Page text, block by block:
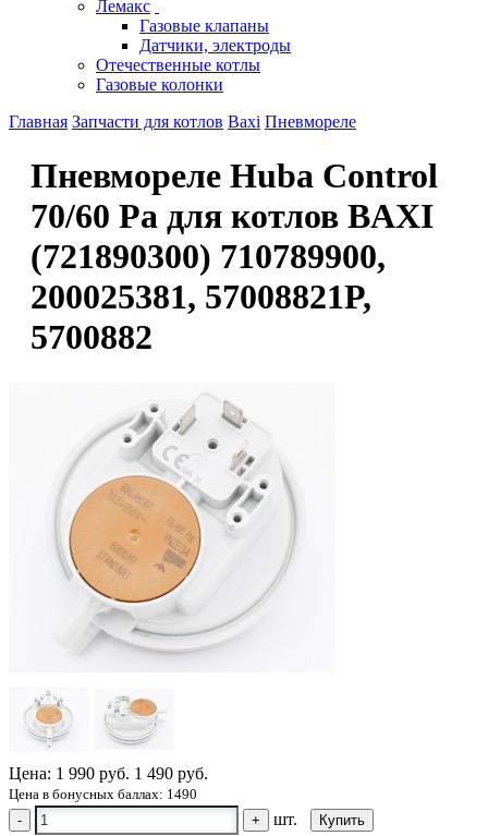
Лемакс
Газовые клапаны
Датчики, электроды
Отечественные котлы
Газовые колонки
Главная Запчасти для котлов Baxi Пневмореле
Пневмореле Huba Control
70/60 Pa для котлов BAXI
(721890300) 710789900,
200025381, 57008821P,
5700882
Цена: 1 990 руб. 1 490 руб.
Цена в бонусных баллах: 1490
-
+
шт.